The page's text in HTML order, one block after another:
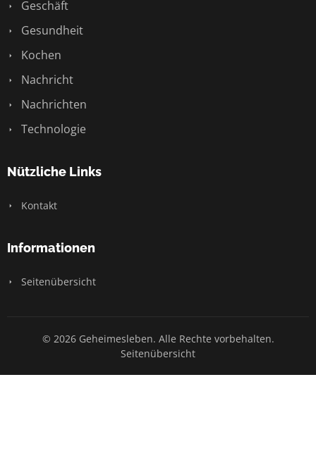
Geschäft
Gesundheit
Kochen
Nachricht
Nachrichten
Technologie
Nützliche Links
Kontakt
Informationen
Seitenübersicht
© 2026 Geheimesleben. Alle Rechte vorbehalten.
Seitenübersicht